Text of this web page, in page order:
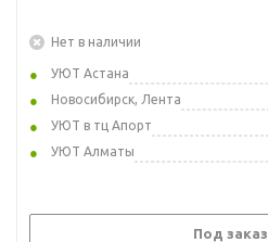
Нет в наличии
УЮТ Астана
Новосибирск, Лента
УЮТ в тц Апорт
УЮТ Алматы
Под заказ